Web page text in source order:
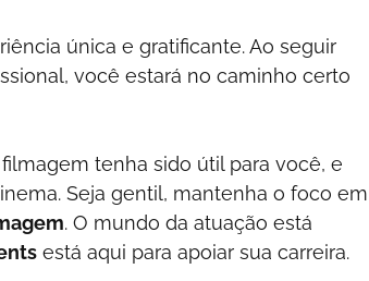
única e gratificante. Ao seguir
você estará no caminho certo
tenha sido útil para você, e
Seja gentil, mantenha o foco em
. O mundo da atuação está
está aqui para apoiar sua carreira.